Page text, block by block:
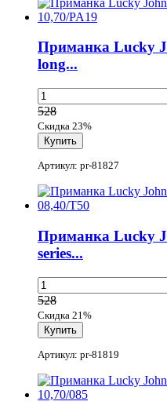
Приманка Lucky
long...
528
Скидка 23%
Артикул: pr-81827
Приманка Lucky
series...
528
Скидка 21%
Артикул: pr-81819